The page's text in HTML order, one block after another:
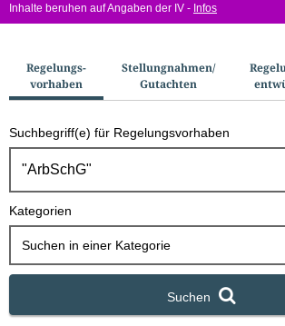
Inhalte beruhen auf Angaben der IV - Infos
u
c
h
o
Regelungs­
vorhaben
Stellungnahmen/​
Gutachten
Suchbegriff(e) für Regelungsvorhaben
Kategorien
Suchen in einer Kategorie
Suchen